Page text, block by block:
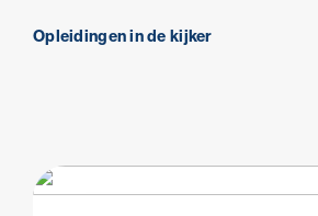
Opleidingen in de kijker